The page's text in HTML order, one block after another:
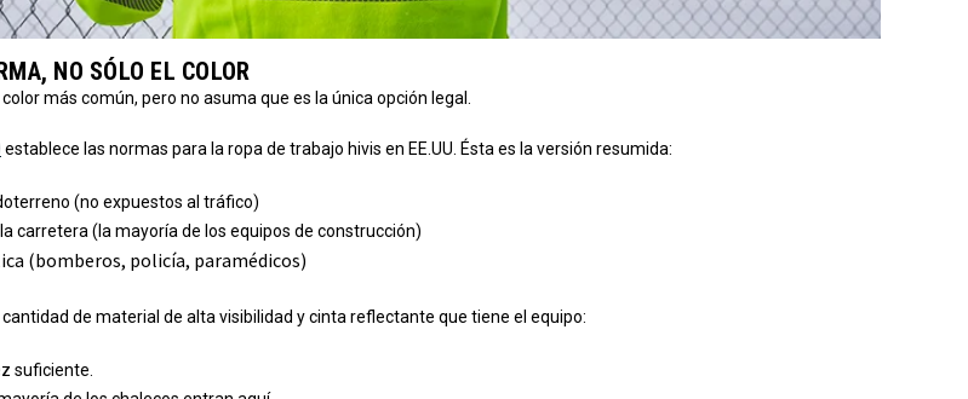
NO SÓLO EL COLOR
más común, pero no asuma que es la única opción legal.
establece las normas para la ropa de trabajo hivis en EE.UU. Ésta es la versión resumida:
(no expuestos al tráfico)
carretera (la mayoría de los equipos de construcción)
(bomberos, policía, paramédicos)
de material de alta visibilidad y cinta reflectante que tiene el equipo:
suficiente.